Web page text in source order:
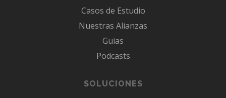
Casos de Estudio
Nuestras Alianzas
Guias
Podcasts
SOLUCIONES